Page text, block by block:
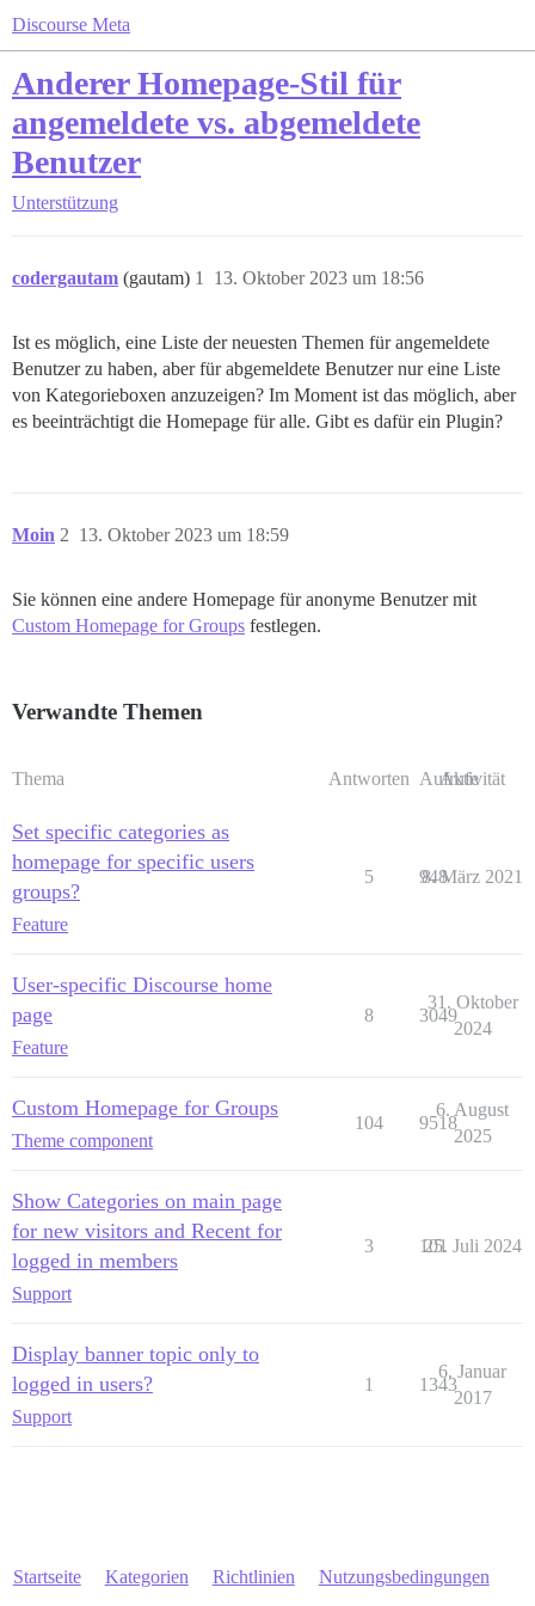
Discourse Meta
Anderer Homepage-Stil für
angemeldete vs. abgemeldete
Benutzer
Unterstützung
codergautam (gautam) 13. Oktober 2023 um 18:56
1
Ist es möglich, eine Liste der neuesten Themen für angemeldete
Benutzer zu haben, aber für abgemeldete Benutzer nur eine Liste
von Kategorieboxen anzuzeigen? Im Moment ist das möglich, aber
es beeinträchtigt die Homepage für alle. Gibt es dafür ein Plugin?
Moin 13. Oktober 2023 um 18:59
2
Sie können eine andere Homepage für anonyme Benutzer mit
Custom Homepage for Groups festlegen.
Verwandte Themen
Thema Antworten Aufrufe
Aktivität
Set specific categories as
homepage for specific users
groups?
Feature
5 948
8. März 2021
User-specific Discourse home
page
Feature
8 3049
31. Oktober
2024
Custom Homepage for Groups
Theme component
104 9518
6. August
2025
Show Categories on main page
for new visitors and Recent for
logged in members
Support
3 101
25. Juli 2024
Display banner topic only to
logged in users?
Support
1 1343
6. Januar
2017
Startseite Kategorien Richtlinien Nutzungsbedingungen